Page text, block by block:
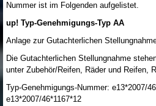
Nummer ist im Folgenden aufgelistet.
up! Typ-Genehmigungs-Typ AA
Anlage zur Gutachterlichen
Die Gutachterlichen Stellungnahme
unter Zubehör/Reifen, Räder und Reifen,
Typ-Genehmigungs-Nummer: e13*2007/
e13*2007/46*1167*12